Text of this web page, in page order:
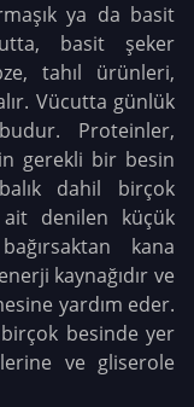
ya da basit
basit şeker
tahıl ürünleri,
Vücutta günlük
Proteinler,
gerekli bir besin
dahil birçok
denilen küçük
kana
kaynağıdır ve
yardım eder.
birçok besinde yer
ve gliserole